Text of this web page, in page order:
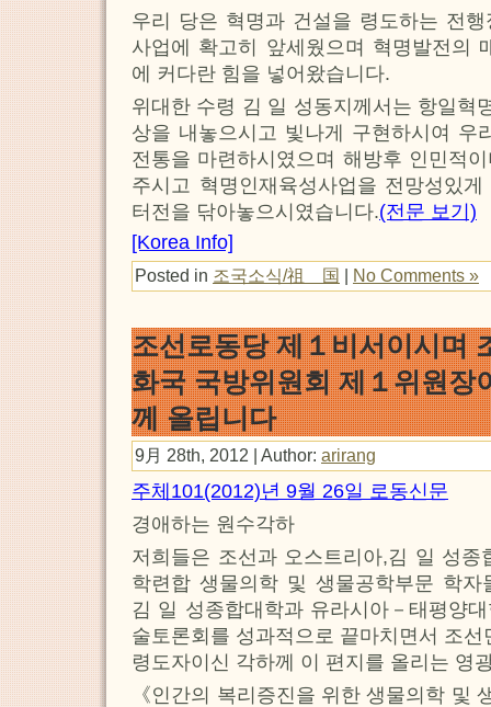
우리 당은 혁명과 건설을 령도하는 전
사업에 확고히 앞세웠으며 혁명발전의
에 커다란 힘을 넣어왔습니다.
위대한 수령 김 일 성동지께서는 항일혁
상을 내놓으시고 빛나게 구현하시여 우
전통을 마련하시였으며 해방후 인민적
주시고 혁명인재육성사업을 전망성있
터전을 닦아놓으시였습니다.(전문 보기)
[Korea Info]
Posted in 조국소식/祖 国 | No Comments »
조선로동당 제１비서이시며
화국 국방위원회 제１위원장
께 올립니다
9月 28th, 2012 | Author: arirang
주체101(2012)년 9월 26일 로동신문
경애하는 원수각하
저희들은 조선과 오스트리아,김 일 성종
학련합 생물의학 및 생물공학부문 학
김 일 성종합대학과 유라시아－태평양
술토론회를 성과적으로 끝마치면서 조
령도자이신 각하께 이 편지를 올리는 영
《인간의 복리증진을 위한 생물의학 및